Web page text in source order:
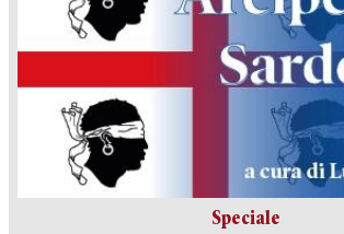
Speciale